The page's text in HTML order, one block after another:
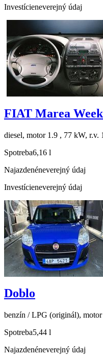
Investícieneverejný údaj
FIAT Marea
diesel, motor 1.9 , 77 kW, r.v.
Spotreba6,16 l
Najazdenéneverejný údaj
Investícieneverejný údaj
Doblo
benzín / LPG (originál),
Spotreba5,44 l
Najazdenéneverejný údaj